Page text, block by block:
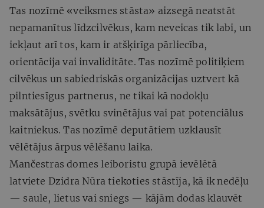
Tas nozīmē «veiksmes stāsta» aizsegā neatstāt
nepamanītus līdzcilvēkus, kam neveicas tik labi, un
iekļaut arī tos, kam ir atšķirīga pārliecība,
orientācija vai invaliditāte. Tas nozīmē politiķiem
cilvēkus un sabiedriskās organizācijas uztvert kā
pilntiesīgus partnerus, ne tikai kā nodokļu
maksātājus, svētku svinētājus vai pat potenciālus
kaitniekus. Tas nozīmē deputātiem uzklausīt
vēlētājus ārpus vēlēšanu laika.
Mančestras domes leiboristu grupā ievēlētā
latviete Dzidra Nūra tiekoties stāstīja, kā ik nedēļu
— saule, lietus vai sniegs — kājām dodas klauvēt